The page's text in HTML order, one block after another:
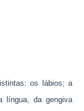
os lábios; a
língua, da gengiva